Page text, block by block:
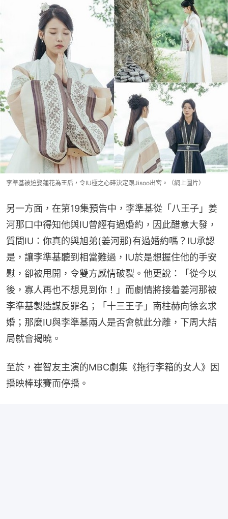
李準基被迫娶蓮花為王后，令IU極之心碎決定跟Jisoo出宮。（網上圖片）
另一方面，在第19集預告中，李準基從「八王子」姜
河那口中得知他與IU曾經有過婚約，因此醋意大發，
質問IU：你真的與旭弟(姜河那)有過婚約嗎？IU承認
是，讓李準基聽到相當難過，IU於是想握住他的手安
慰，卻被甩開，令雙方感情破裂。他更說：「從今以
後，寡人再也不想見到你！」而劇情將接着姜河那被
李準基製造謀反罪名；「十三王子」南柱赫向徐玄求
婚；那麼IU與李準基兩人是否會就此分離，下周大結
局就會揭曉。
至於，崔智友主演的MBC劇集《拖行李箱的女人》因
播映棒球賽而停播。